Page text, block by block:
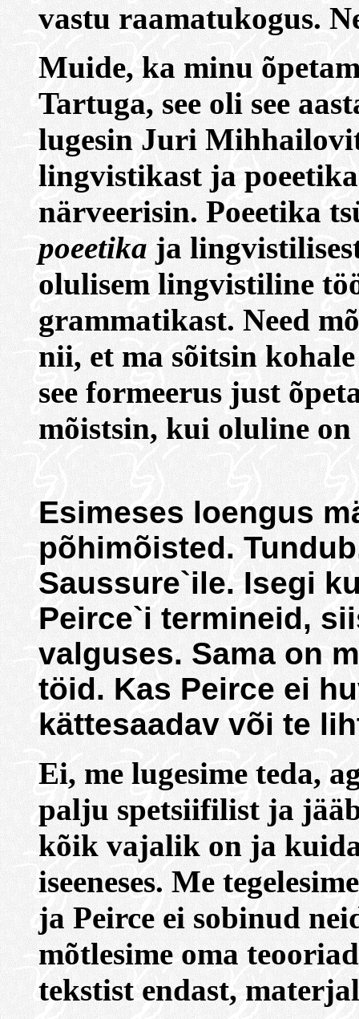
vastu raamatukogus.
Muide, ka minu
Tartuga, see oli see
lugesin Juri
lingvistikast ja
närveerisin. Poeetika
poeetikaja
olulisem lingvistiline
grammatikast. Need
nii, et ma sõitsin
see formeerus just
mõistsin, kui oluline on
Esimeses loengus
põhimõisted.
Saussure`ile. Isegi
Peirce`i termineid,
valguses. Sama on
töid. Kas Peirce ei
kättesaadav või te
Ei, me lugesime teda,
palju spetsiifilist ja
kõik vajalik on ja
iseeneses. Me
ja Peirce ei sobinud
mõtlesime oma
tekstist endast,